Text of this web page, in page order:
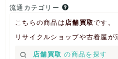
流通カテゴリー
こちらの商品は 店舗買取です。
リサイクルショップや古着屋
店舗買取 の商品を探す